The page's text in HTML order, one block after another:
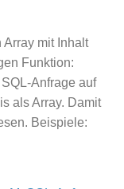
mit Inhalt
Funktion:
Anfrage auf
als Array. Damit
Beispiele: